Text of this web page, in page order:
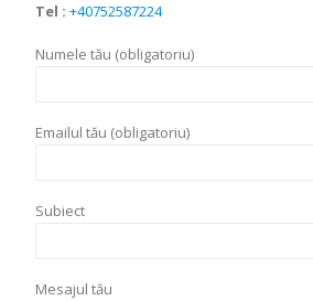
Tel : +40752587224
Numele tău (obligatoriu)
Emailul tău (obligatoriu)
Subiect
Mesajul tău